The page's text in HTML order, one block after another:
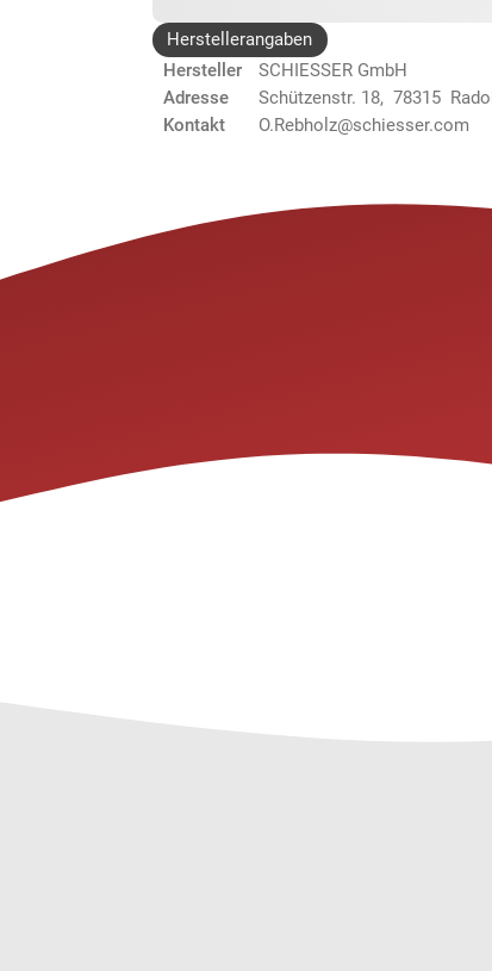
Herstellerangaben
Hersteller
SCHIESSER GmbH
Adresse
Schützenstr. 18, 78315
Kontakt
O.Rebholz@schiesser.com